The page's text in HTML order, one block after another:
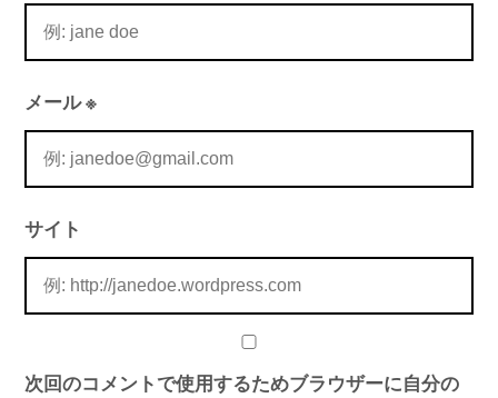
メール※
サイト
次回のコメントで使用するためブラウザーに自分の